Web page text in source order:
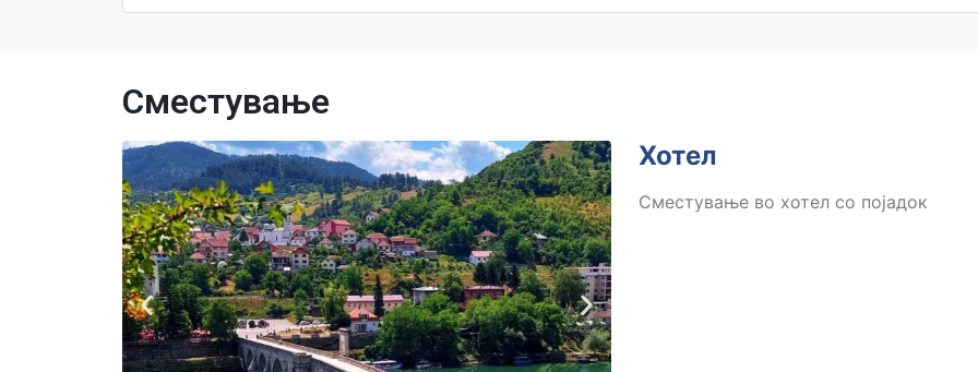
Сместување
Хотел
Сместување во хотел со појадок